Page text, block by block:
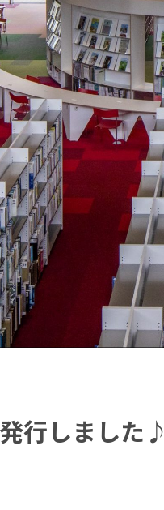
行しました♪